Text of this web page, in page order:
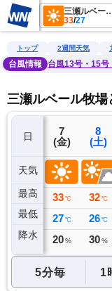
三瀬ルベール牧
33/27
雨雲レーダー 台風情
トップ 2週間天気
台風情報
台風13号・15号
三瀬ルベール牧
日
天気
最高
最低
降水
6
(木)
35 ℃
24 ℃
0 ミリ
7
(金)
33 ℃
27 ℃
20 %
8
(土)
32 ℃
26 ℃
30 %
5分毎 1